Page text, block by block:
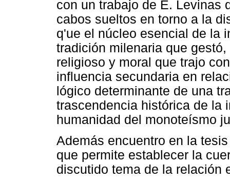
con un trabajo de E. Levinas
cabos sueltos en torno a la
q'ue el núcleo esencial de la
tradición milenaria que
religioso y moral que trajo
influencia secundaria en
lógico determinante de una
trascendencia histórica de la
humanidad del monoteísmo
Además encuentro en la
que permite establecer la
discutido tema de la relación